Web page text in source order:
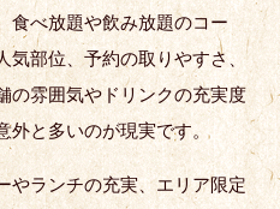
食べ放題や飲み放題のコー
気部位、予約の取りやすさ、
の雰囲気やドリンクの充実度
外と多いのが現実です。
やランチの充実、エリア限定